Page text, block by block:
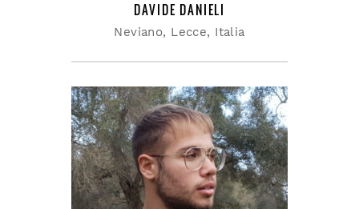
DAVIDE DANIELI
Neviano, Lecce, Italia